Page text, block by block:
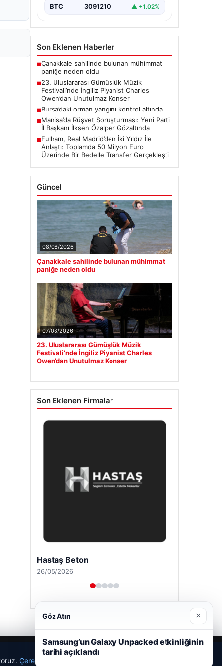
sanatseverleri büyülemeye…
BTC 3091210 ▲ +1.02%
Son Eklenen Haberler
■Çanakkale sahilinde bulunan mühimmat
paniğe neden oldu
■23. Uluslararası Gümüşlük Müzik
Festivali’nde İngiliz Piyanist Charles
Owen’dan Unutulmaz Konser
■Bursa’daki orman yangını kontrol altında
■Manisa’da Rüşvet Soruşturması: Yeni Parti
İl Başkanı İlksen Özalper Gözaltında
■Fulham, Real Madrid’den İki Yıldız İle
Anlaştı: Toplamda 50 Milyon Euro
Üzerinde Bir Bedelle Transfer Gerçekleşti
Güncel
08/08/2026
Çanakkale sahilinde bulunan mühimmat
paniğe neden oldu
07/08/2026
23. Uluslararası Gümüşlük Müzik
Festivali’nde İngiliz Piyanist Charles
Owen’dan Unutulmaz Konser
Son Eklenen Firmalar
Hastaş Beton
26/05/2026
Çerez Politikamız
Göz Atın ×
Samsung’un Galaxy Unpacked etkinliğinin
tarihi açıklandı